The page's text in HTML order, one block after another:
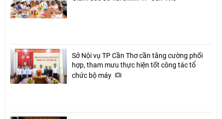
Sở Nội vụ TP Cần Thơ cần tăng cường phối
hợp, tham mưu thực hiện tốt công tác tổ
chức bộ máy